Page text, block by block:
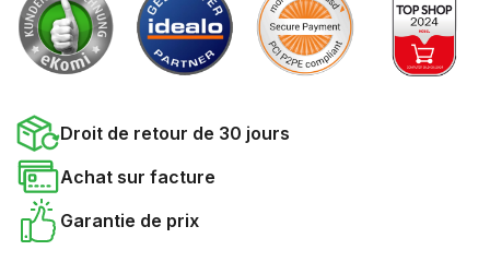
Droit de retour de 30 jours
Achat sur facture
Garantie de prix